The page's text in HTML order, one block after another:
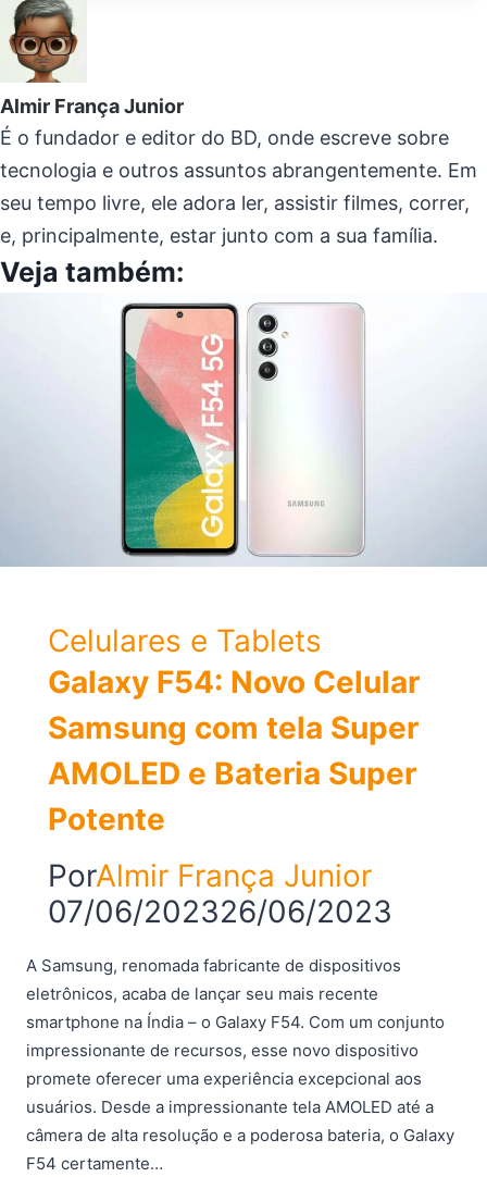
Post:
Almir França Junior
É o fundador e editor do BD, onde escreve sobre
tecnologia e outros assuntos abrangentemente. Em
seu tempo livre, ele adora ler, assistir filmes, correr,
e, principalmente, estar junto com a sua família.
Veja também:
Celulares e Tablets
Galaxy F54: Novo Celular
Samsung com tela Super
AMOLED e Bateria Super
Potente
PorAlmir França Junior
07/06/202326/06/2023
A Samsung, renomada fabricante de dispositivos
eletrônicos, acaba de lançar seu mais recente
smartphone na Índia – o Galaxy F54. Com um conjunto
impressionante de recursos, esse novo dispositivo
promete oferecer uma experiência excepcional aos
usuários. Desde a impressionante tela AMOLED até a
câmera de alta resolução e a poderosa bateria, o Galaxy
F54 certamente…